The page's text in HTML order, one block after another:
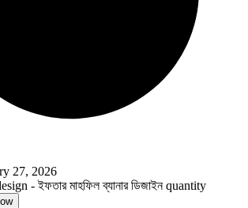
27, 2026
- ইফতার মাহফিল ব্যানার ডিজাইন quantity